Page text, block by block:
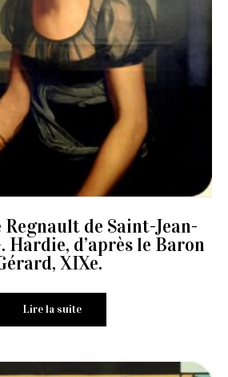
Regnault de Saint-Jean-
Hardie, d’après le Baron
XIXe.
Lire la suite